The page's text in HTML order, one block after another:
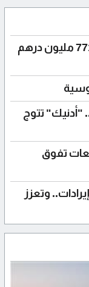
رأس الخيمة تجذب استثمارات تتخطى 771 مليون درهم
"أدنيك" تتوج
تفوق
دولار إيرادات.. وتعزز